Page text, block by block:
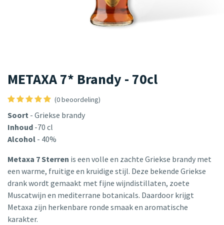
METAXA 7* Brandy - 70cl
(0 beoordeling)
Soort - Griekse brandy
Inhoud -70 cl
Alcohol - 40%
Metaxa 7 Sterren is een volle en zachte Griekse brandy met
een warme, fruitige en kruidige stijl. Deze bekende Griekse
drank wordt gemaakt met fijne wijndistillaten, zoete
Muscatwijn en mediterrane botanicals. Daardoor krijgt
Metaxa zijn herkenbare ronde smaak en aromatische
karakter.